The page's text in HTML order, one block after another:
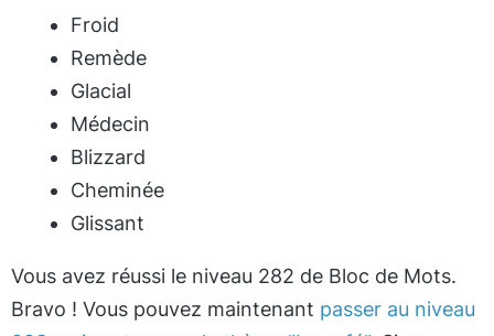
Froid
Remède
Glacial
Médecin
Blizzard
Cheminée
Glissant
Vous avez réussi le niveau 282 de Bloc de Mots.
Bravo ! Vous pouvez maintenant passer au niveau